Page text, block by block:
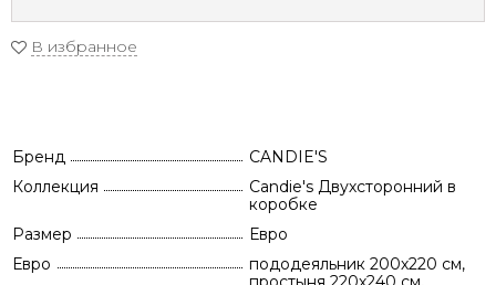
В избранное
Бренд
CANDIE'S
Коллекция
Candie's Двухсторонний в
коробке
Размер
Евро
Евро
пододеяльник 200х220 см,